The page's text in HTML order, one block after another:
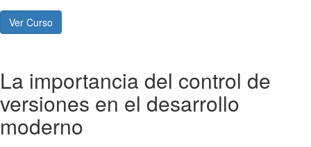
Ver Curso
La importancia del control de
versiones en el desarrollo
moderno